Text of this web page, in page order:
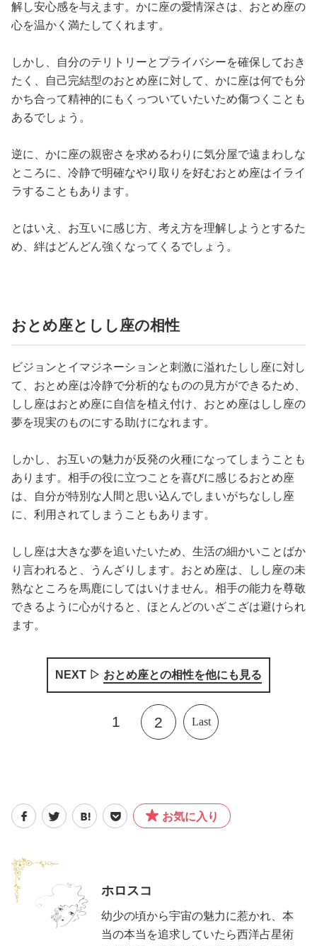
解し安心感を与えます。かに座の愛情深さは、おとめ座の
心を温かく満たしてくれます。
しかし、自分のテリトリーとプライバシーを確保しておき
たく、自己完結型のおとめ座に対して、かに座は何でも分
かち合って精神的にもくっついていたいため傷つくことも
あるでしょう。
逆に、かに座の親密さを求めるわりに気分屋で遠まわしな
ところに、冷静で明確なやり取りを好むおとめ座はイライ
ラすることもあります。
とはいえ、お互いに感じ方、考え方を理解しようとするた
め、絆はどんどん強くなってくるでしょう。
おとめ座としし座の相性
ビジョンとイマジネーションと刺激に溢れたしし座に対し
て、おとめ座は冷静で分析的なものの見方ができるため、
しし座はおとめ座に自信を植え付け、おとめ座はしし座の
夢を現実のものにする助けになれます。
しかし、お互いの魅力が反発の火種になってしまうことも
あります。相手の役に立つことを喜びに感じるおとめ座
は、自分が特別な人間と思い込んでしまいがちなしし座
に、利用されてしまうこともあります。
しし座は大きな夢を追いたいため、生活の細かいことばか
り言われると、うんざりします。おとめ座は、しし座の未
熟なところを馬鹿にしてはいけません。相手の能力を尊敬
できるように心がけると、ほとんどのいざこざは避けられ
ます。
NEXT ▷ おとめ座との相性を他にも見る
1 2 Last
お気に入り
ホロスコ
幼少の頃から宇宙の魅力に惹かれ、本
当の本当を追求していたら西洋占星術